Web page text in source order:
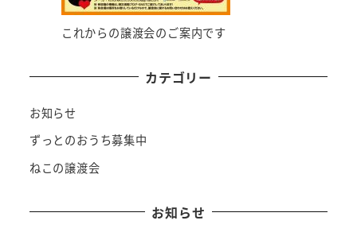
これからの譲渡会のご案内です
カテゴリー
お知らせ
ずっとのおうち募集中
ねこの譲渡会
お知らせ